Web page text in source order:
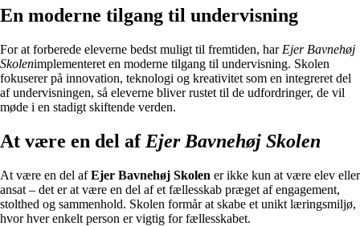
En moderne tilgang til undervisning
For at forberede eleverne bedst muligt til fremtiden, har Ejer Bavnehøj
Skolenimplementeret en moderne tilgang til undervisning. Skolen
fokuserer på innovation, teknologi og kreativitet som en integreret del
af undervisningen, så eleverne bliver rustet til de udfordringer, de vil
møde i en stadigt skiftende verden.
At være en del af Ejer Bavnehøj Skolen
At være en del afEjer Bavnehøj Skolen er ikke kun at være elev eller
ansat – det er at være en del af et fællesskab præget af engagement,
stolthed og sammenhold. Skolen formår at skabe et unikt læringsmiljø,
hvor hver enkelt person er vigtig for fællesskabet.